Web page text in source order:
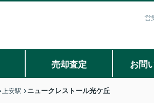
営
売却査定 お問
上安駅 ニュークレストール光ケ丘